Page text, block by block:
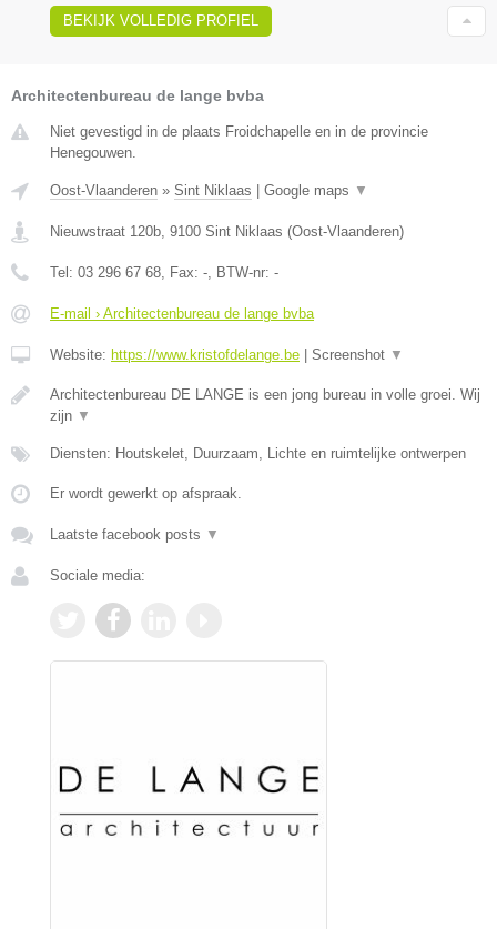
BEKIJK VOLLEDIG PROFIEL
Architectenbureau de lange bvba
Niet gevestigd in de plaats Froidchapelle en in de provincie
Henegouwen.
Oost-Vlaanderen » Sint Niklaas Google maps ▼
Nieuwstraat 120b, 9100 Sint Niklaas (Oost-Vlaanderen)
Tel: 03 296 67 68, Fax: -, BTW-nr: -
E-mail › Architectenbureau de lange bvba
Website: https://www.kristofdelange.be Screenshot ▼
Architectenbureau DE LANGE is een jong bureau in volle groei. Wij
zijn ▼
Diensten: Houtskelet, Duurzaam, Lichte en ruimtelijke ontwerpen
Er wordt gewerkt op afspraak.
Laatste facebook posts ▼
Sociale media: